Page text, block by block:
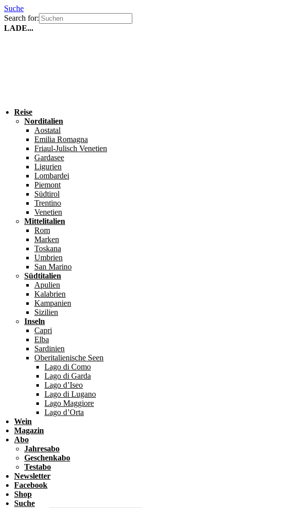
Suche
Search for:
LADE...
Reise
Norditalien
Aostatal
Emilia Romagna
Friaul-Julisch Venetien
Gardasee
Ligurien
Lombardei
Piemont
Südtirol
Trentino
Venetien
Mittelitalien
Rom
Marken
Toskana
Umbrien
San Marino
Südtitalien
Apulien
Kalabrien
Kampanien
Sizilien
Inseln
Capri
Elba
Sardinien
Oberitalienische Seen
Lago di Como
Lago di Garda
Lago d’Iseo
Lago di Lugano
Lago Maggiore
Lago d’Orta
Wein
Magazin
Abo
Jahresabo
Geschenkabo
Testabo
Newsletter
Facebook
Shop
Suche